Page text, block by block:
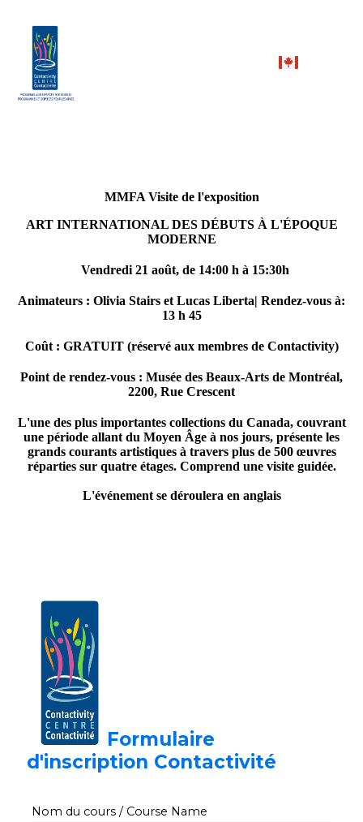
MMFA Visite de l'exposition
ART INTERNATIONAL DES DÉBUTS À L'ÉPOQUE
MODERNE
Vendredi 21 août, de 14:00 h à 15:30h
Animateurs : Olivia Stairs et Lucas Liberta| Rendez-vous à:
13 h 45
Coût : GRATUIT (réservé aux membres de Contactivity)
Point de rendez-vous : Musée des Beaux-Arts de Montréal,
2200, Rue Crescent
L'une des plus importantes collections du Canada, couvrant
une période allant du Moyen Âge à nos jours, présente les
grands courants artistiques à travers plus de 500 œuvres
réparties sur quatre étages. Comprend une visite guidée.
L'événement se déroulera en anglais